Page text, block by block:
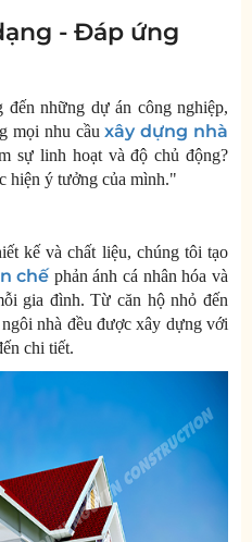
- Đáp ứng
những dự án công nghiệp,
mọi nhu cầuxây dựng nhà
sự linh hoạt và độ chủ động?
hiện ý tưởng của mình."
kế và chất liệu, chúng tôi tạo
chế phản ánh cá nhân hóa và
gia đình. Từ căn hộ nhỏ đến
nhà đều được xây dựng với
chi tiết.